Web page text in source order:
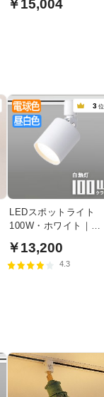
Bluetooth・オフホワ
￥15,004
3 位
LEDスポットライト
100W・ホワイト｜光
￥13,200
4.3